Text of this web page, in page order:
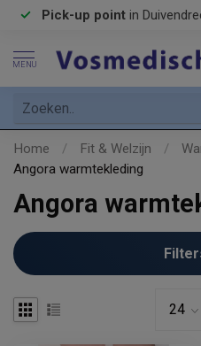
Pick-up point in
MENU
Home / Fit & Welzijn /
Angora warmtekleding
Angora